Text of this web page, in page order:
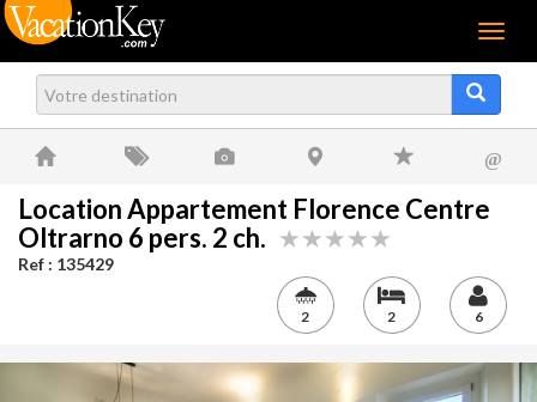
Menu
@
Location Appartement Florence Centre
Oltrarno 6 pers. 2 ch.
Ref : 135429
2 2 6